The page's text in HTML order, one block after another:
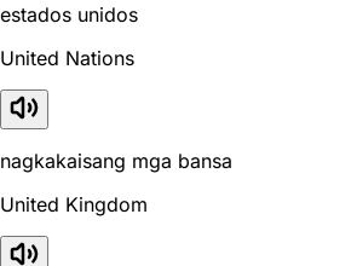
estados unidos
United Nations
nagkakaisang mga bansa
United Kingdom